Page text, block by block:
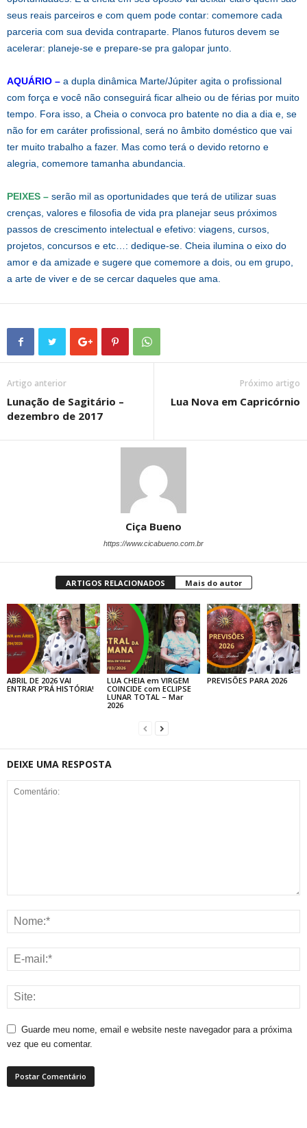
seus reais parceiros e com quem pode contar: comemore cada
parceria com sua devida contraparte. Planos futuros devem se
acelerar: planeje-se e prepare-se pra galopar junto.
AQUÁRIO – a dupla dinâmica Marte/Júpiter agita o profissional
com força e você não conseguirá ficar alheio ou de férias por muito
tempo. Fora isso, a Cheia o convoca pro batente no dia a dia e, se
não for em caráter profissional, será no âmbito doméstico que vai
ter muito trabalho a fazer. Mas como terá o devido retorno e
alegria, comemore tamanha abundancia.
PEIXES – serão mil as oportunidades que terá de utilizar suas
crenças, valores e filosofia de vida pra planejar seus próximos
passos de crescimento intelectual e efetivo: viagens, cursos,
projetos, concursos e etc…: dedique-se. Cheia ilumina o eixo do
amor e da amizade e sugere que comemore a dois, ou em grupo,
a arte de viver e de se cercar daqueles que ama.
Artigo anterior
Lunação de Sagitário –
dezembro de 2017
Próximo artigo
Lua Nova em Capricórnio
Ciça Bueno
https://www.cicabueno.com.br
ARTIGOS RELACIONADOS Mais do autor
ABRIL DE 2026 VAI
ENTRAR P’RÁ HISTÓRIA!
LUA CHEIA em VIRGEM
COINCIDE com ECLIPSE
LUNAR TOTAL – Mar
2026
PREVISÕES PARA 2026
DEIXE UMA RESPOSTA
Guarde meu nome, email e website neste navegador para a próxima
vez que eu comentar.